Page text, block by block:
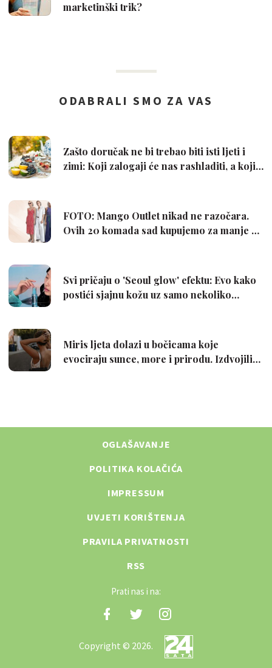
marketinški trik?
OGLAŠAVANJE
POLITIKA KOLAČIĆA
IMPRESSUM
UVJETI KORIŠTENJA
PRAVILA PRIVATNOSTI
RSS
Prati nas i na:
Copyright © 2026.